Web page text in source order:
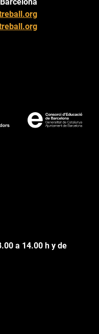
a 14.00 h y de